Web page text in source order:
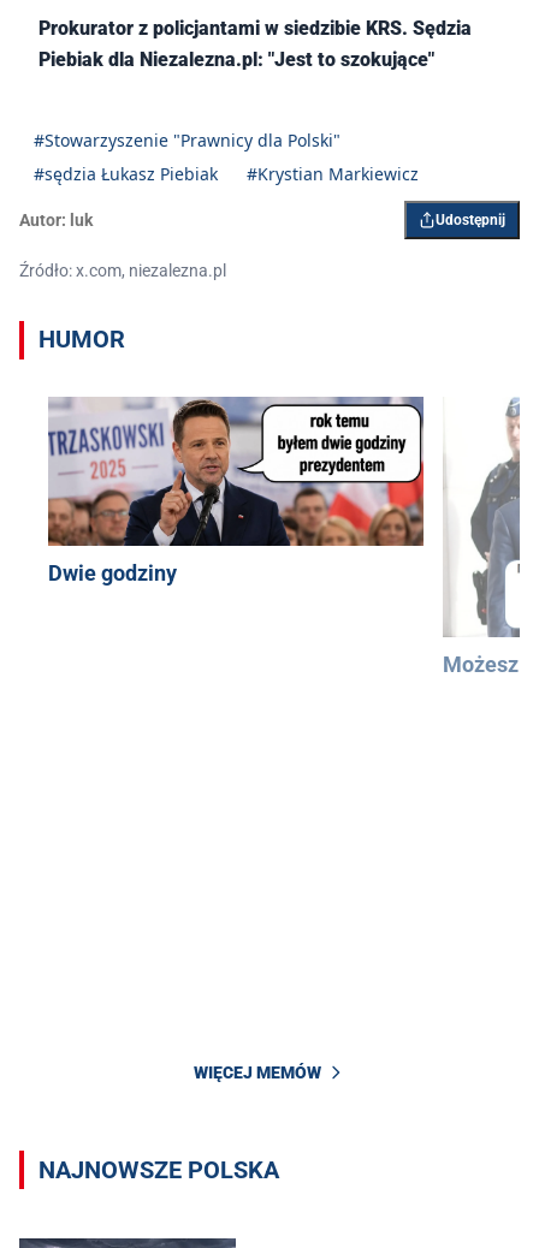
Prokurator z policjantami w siedzibie KRS. Sędzia
Piebiak dla Niezalezna.pl: "Jest to szokujące"
#Stowarzyszenie "Prawnicy dla Polski"
#sędzia Łukasz Piebiak
#Krystian Markiewicz
Autor: luk Udostępnij
Źródło: x.com, niezalezna.pl
HUMOR
Dwie godziny
Możesz
WIĘCEJ MEMÓW
NAJNOWSZE POLSKA